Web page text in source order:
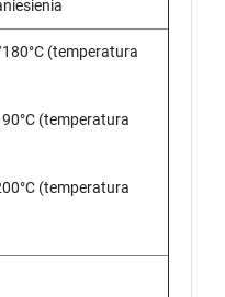
(temperatura
(temperatura
(temperatura